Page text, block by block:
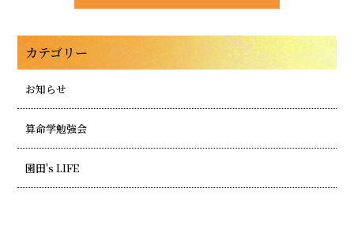
カテゴリー
お知らせ
算命学勉強会
園田's LIFE